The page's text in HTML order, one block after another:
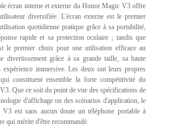
écran interne et externe du Honor Magic V3 offre
diversifiée. L'écran externe est le premier
quotidienne pratique grâce à sa portabilité,
rapide et sa protection oculaire ; tandis que
le premier choix pour une utilisation efficace au
divertissement grâce à sa grande taille, sa haute
expérience immersive. Les deux ont leurs propres
qui constituent ensemble la forte compétitivité du
Que ce soit du point de vue des spécifications de
d'affichage ou des scénarios d'application, le
est sans aucun doute un téléphone portable à
qui mérite d'être recommandé.